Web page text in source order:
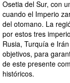
Osetia del Sur, con
cuando el Imperio
del otomano. La
por estos tres
Rusia, Turquía e
objetivos, para
de este presente
históricos.